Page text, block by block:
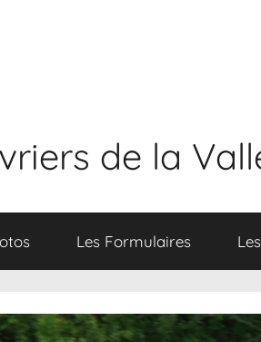
de la
Les Formulaires